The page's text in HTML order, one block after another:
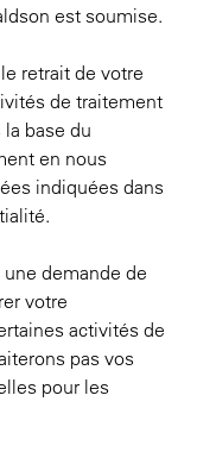
est soumise.
retrait de votre
de traitement
base du
en nous
indiquées dans
demande de
votre
activités de
pas vos
pour les